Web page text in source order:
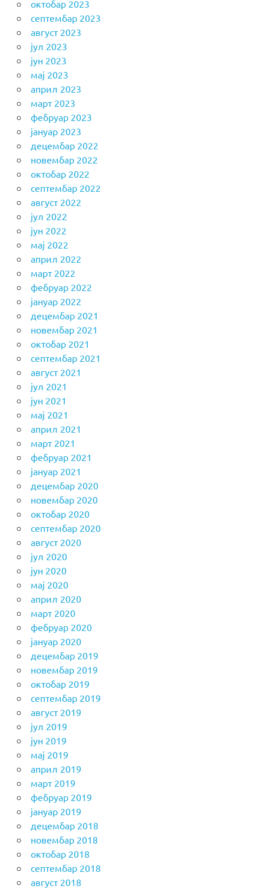
октобар 2023
септембар 2023
август 2023
јул 2023
јун 2023
мај 2023
април 2023
март 2023
фебруар 2023
јануар 2023
децембар 2022
новембар 2022
октобар 2022
септембар 2022
август 2022
јул 2022
јун 2022
мај 2022
април 2022
март 2022
фебруар 2022
јануар 2022
децембар 2021
новембар 2021
октобар 2021
септембар 2021
август 2021
јул 2021
јун 2021
мај 2021
април 2021
март 2021
фебруар 2021
јануар 2021
децембар 2020
новембар 2020
октобар 2020
септембар 2020
август 2020
јул 2020
јун 2020
мај 2020
април 2020
март 2020
фебруар 2020
јануар 2020
децембар 2019
новембар 2019
октобар 2019
септембар 2019
август 2019
јул 2019
јун 2019
мај 2019
април 2019
март 2019
фебруар 2019
јануар 2019
децембар 2018
новембар 2018
октобар 2018
септембар 2018
август 2018